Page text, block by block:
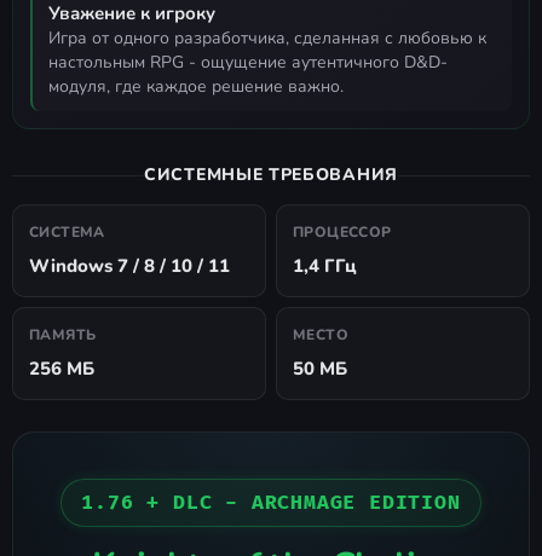
Уважение к игроку
игра от одного разработчика, сделанная с любовью к
настольным RPG - ощущение аутентичного D&D-
модуля, где каждое решение важно.
СИСТЕМНЫЕ ТРЕБОВАНИЯ
СИСТЕМА
Windows 7 / 8 / 10 / 11
ПРОЦЕССОР
1,4 ГГц
ПАМЯТЬ
256 МБ
МЕСТО
50 МБ
1.76 + DLC - ARCHMAGE EDITION